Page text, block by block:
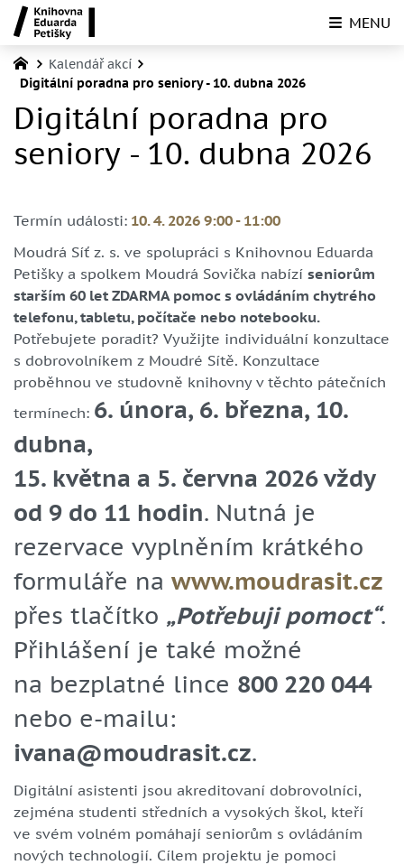
Kalendář akcí
Digitální poradna pro seniory - 10. dubna 2026
Digitální poradna pro
seniory - 10. dubna 2026
Termín události: 10. 4. 2026 9:00 - 11:00
Moudrá Síť z. s. ve spolupráci s Knihovnou Eduarda
Petišky a spolkem Moudrá Sovička nabízí seniorům
starším 60 let ZDARMA pomoc s ovládáním chytrého
telefonu, tabletu, počítače nebo notebooku.
Potřebujete poradit? Využijte individuální konzultace
s dobrovolníkem z Moudré Sítě. Konzultace
proběhnou ve studovně knihovny v těchto pátečních
termínech: 6. února, 6. března, 10.
dubna,
15. května a 5. června 2026 vždy
od 9 do 11 hodin. Nutná je
rezervace vyplněním krátkého
formuláře na www.moudrasit.cz
přes tlačítko „Potřebuji pomoct“.
Přihlášení je také možné
na bezplatné lince 800 220 044
nebo e-mailu:
ivana@moudrasit.cz.
Digitální asistenti jsou akreditovaní dobrovolníci,
zejména studenti středních a vysokých škol, kteří
ve svém volném pomáhají seniorům s ovládáním
nových technologií. Cílem projektu je pomoci
MENU